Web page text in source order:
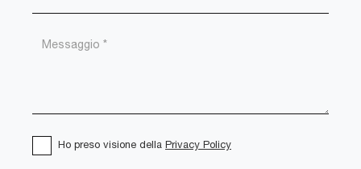
Ho preso visione della Privacy Policy